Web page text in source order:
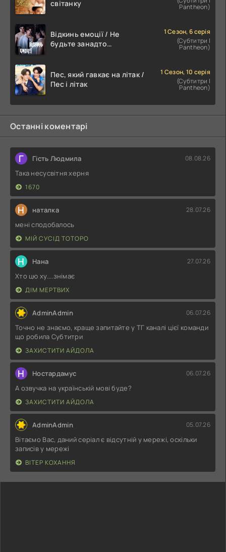
світанку
Pantheon)
Відкинь емоції / Не
будьте занадто
1 Сезон, 6 серія
(Субтитри |
Pantheon)
Пес, який гавкає на літак /
Пес і літак
1 Сезон, 10 серія
(Субтитри |
Pantheon)
Останні коментарі
Г Гість Людмила 08.08.26
Така несусвітня херня
1670
Н наталка 28.07.26
мені сподобалось
МІЙ СУСІД ТОТОРО
Н Нана 27.07.26
Хто цю ху....знімає
ДІМ МЕРТВИХ
AdminAdmin 06.07.26
Точно не знаємо, краще запитайте у ТГ каналі цієї команди
що робила Субтитри
ЗАХИСТИТИ АЙДОЛА
Н Ностардамус 06.07.26
А озвучка на українській мові буде?
ЗАХИСТИТИ АЙДОЛА
AdminAdmin 05.07.26
Вітаємо Вас, даний серіал є відсутній у мережі, оскільки
записів у мережі
ВІТЕР КОХАННЯ